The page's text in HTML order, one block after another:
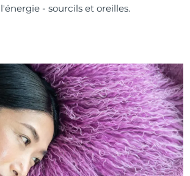
- sourcils et oreilles.